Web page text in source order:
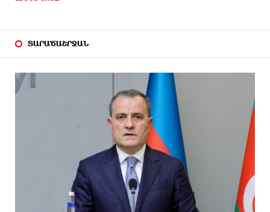
ՏԱՐԱԾԱՇՐՋԱՆ